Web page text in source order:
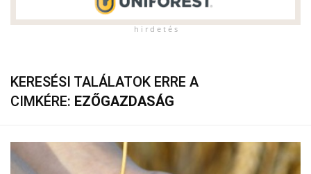
h i r d e t é s
KERESÉSI TALÁLATOK ERRE A
CIMKÉRE: EZŐGAZDASÁG